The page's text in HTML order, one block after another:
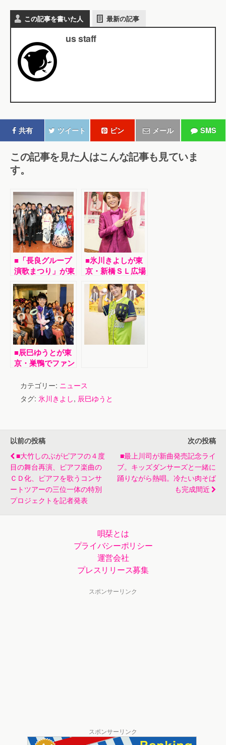
この記事を書いた人 最新の記事
us staff
共有 ツイート ピン メール SMS
この記事を見た人はこんな記事も見ていま
す。
■「長良グループ
演歌まつり」が東
京・ＮＨＫホール
で開催。山川豊、
田川寿美、水森か
おり、氷川きよし
ら９組のアーティ
ストが競演。新趣
向のステージで昭
和の名曲をカバー
■氷川きよしが東
京・新橋ＳＬ広場
でニュー・アルバ
ム発売記念イベン
ト。サラリーマン
やファンら約５０
００人が殺到
■辰巳ゆうとが東
京・巣鴨でファン
プリング曲初披
露。デビューシン
グル売上１万枚突
カテゴリー: ニュース
タグ: 氷川きよし, 辰巳ゆうと
以前の投稿
■大竹しのぶがピアフの４度
目の舞台再演、ピアフ楽曲の
ＣＤ化、ピアフを歌うコンサ
ートツアーの三位一体の特別
プロジェクトを記者発表
次の投稿
■最上川司が新曲発売記念ライ
ブ。キッズダンサーズと一緒に
踊りながら熱唱。冷たい肉そば
も完成間近
唄栞とは
プライバシーポリシー
運営会社
プレスリリース募集
スポンサーリンク
スポンサーリンク